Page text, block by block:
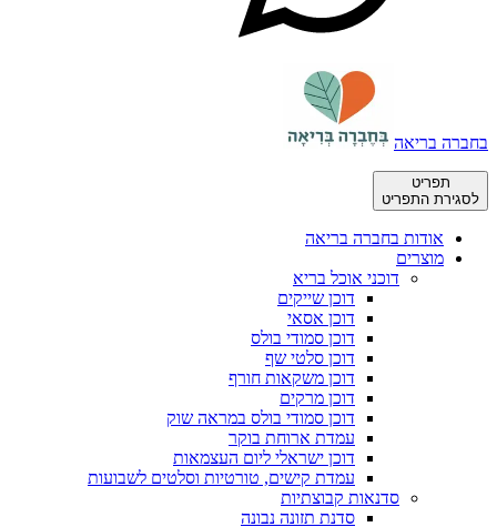
בחברה בריאה
תפריט
לסגירת התפריט
אודות בחברה בריאה
מוצרים
דוכני אוכל בריא
דוכן שייקים
דוכן אסאי
דוכן סמודי בולס
דוכן סלטי שף
דוכן משקאות חורף
דוכן מרקים
דוכן סמודי בולס במראה שוק
עמדת ארוחת בוקר
דוכן ישראלי ליום העצמאות
עמדת קישים, טורטיות וסלטים לשבועות
סדנאות קבוצתיות
סדנת תזונה נבונה